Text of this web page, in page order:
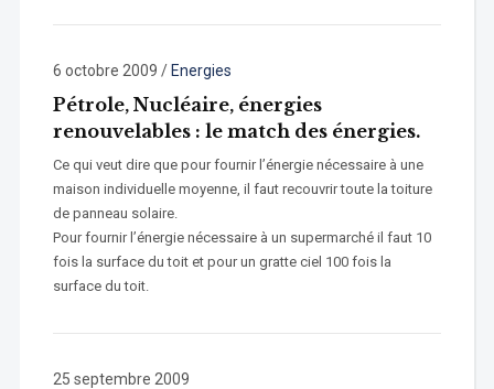
6 octobre 2009 / Energies
Pétrole, Nucléaire, énergies
renouvelables : le match des énergies.
Ce qui veut dire que pour fournir l’énergie nécessaire à une
maison individuelle moyenne, il faut recouvrir toute la toiture
de panneau solaire.
Pour fournir l’énergie nécessaire à un supermarché il faut 10
fois la surface du toit et pour un gratte ciel 100 fois la
surface du toit.
25 septembre 2009